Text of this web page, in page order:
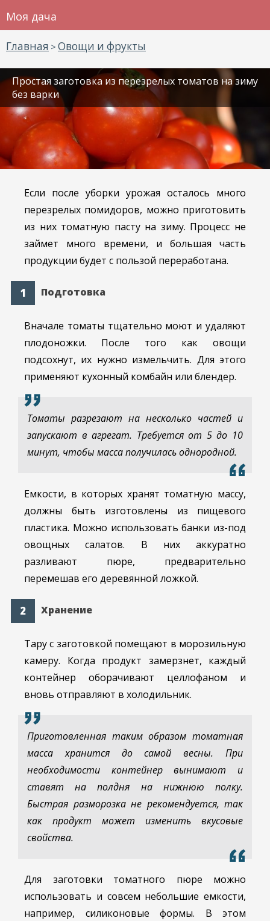
Моя дача
Главная > Овощи и фрукты
Простая заготовка из перезрелых томатов на зиму
без варки
Если после уборки урожая осталось много
перезрелых помидоров, можно приготовить
из них томатную пасту на зиму. Процесс не
займет много времени, и большая часть
продукции будет с пользой переработана.
Подготовка
Вначале томаты тщательно моют и удаляют
плодоножки. После того как овощи
подсохнут, их нужно измельчить. Для этого
применяют кухонный комбайн или блендер.
Томаты разрезают на несколько частей и
запускают в агрегат. Требуется от 5 до 10
минут, чтобы масса получилась однородной.
Емкости, в которых хранят томатную массу,
должны быть изготовлены из пищевого
пластика. Можно использовать банки из-под
овощных салатов. В них аккуратно
разливают пюре, предварительно
перемешав его деревянной ложкой.
Хранение
Тару с заготовкой помещают в морозильную
камеру. Когда продукт замерзнет, каждый
контейнер оборачивают целлофаном и
вновь отправляют в холодильник.
Приготовленная таким образом томатная
масса хранится до самой весны. При
необходимости контейнер вынимают и
ставят на полдня на нижнюю полку.
Быстрая разморозка не рекомендуется, так
как продукт может изменить вкусовые
свойства.
Для заготовки томатного пюре можно
использовать и совсем небольшие емкости,
например, силиконовые формы. В этом